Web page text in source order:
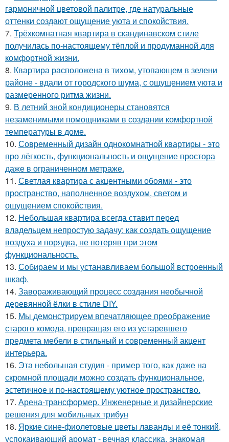
гармоничной цветовой палитре, где натуральные
оттенки создают ощущение уюта и спокойствия.
7. Трёхкомнатная квартира в скандинавском стиле
получилась по-настоящему тёплой и продуманной для
комфортной жизни.
8. Квартира расположена в тихом, утопающем в зелени
районе - вдали от городского шума, с ощущением уюта и
размеренного ритма жизни.
9. В летний зной кондиционеры становятся
незаменимыми помощниками в создании комфортной
температуры в доме.
10. Современный дизайн однокомнатной квартиры - это
про лёгкость, функциональность и ощущение простора
даже в ограниченном метраже.
11. Светлая квартира с акцентными обоями - это
пространство, наполненное воздухом, светом и
ощущением спокойствия.
12. Небольшая квартира всегда ставит перед
владельцем непростую задачу: как создать ощущение
воздуха и порядка, не потеряв при этом
функциональность.
13. Собираем и мы устанавливаем большой встроенный
шкаф.
14. Завораживающий процесс создания необычной
деревянной ёлки в стиле DIY.
15. Мы демонстрируем впечатляющее преображение
старого комода, превращая его из устаревшего
предмета мебели в стильный и современный акцент
интерьера.
16. Эта небольшая студия - пример того, как даже на
скромной площади можно создать функциональное,
эстетичное и по-настоящему уютное пространство.
17. Арена-трансформер. Инженерные и дизайнерские
решения для мобильных трибун
18. Яркие сине-фиолетовые цветы лаванды и её тонкий,
успокаивающий аромат - вечная классика, знакомая